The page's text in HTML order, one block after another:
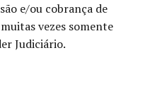
e/ou cobrança de
vezes somente
Judiciário.